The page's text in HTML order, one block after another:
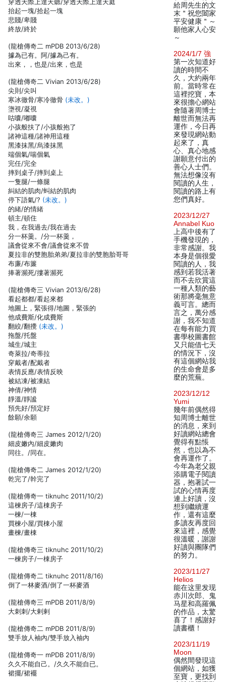
抬起一塊/拾起一塊
悲賤/卑賤
終放/終於
(龍槍傳奇二 mPDB 2013/6/28)
據為已有。阿/據為己有。
出來，，也是/出來，也是
(龍槍傳奇二 Vivian 2013/6/28)
尖則/尖叫
寒冰徹骨/寒冷徹骨 (未改。)
塰視/凝視
咕囔/嘟囔
小孩般扶了/小孩般抱了
諸神這種/諸神用這種
黑漆抹黑/烏漆抹黑
端個氣/喘個氣
完任/完全
摔到桌子/摔到桌上
一隻腿/一條腿
糾結的肌肉/虯結的肌肉
停下語氣/? (未改。)
的緒/的情緒
頓主/頓住
我，在我過去/我在過去
分一杯羹。/分一杯羹，
議會從來不會/議會從來不曾
夏拉非的雙胞胎弟弟/夏拉非的雙胞胎哥哥
布廉/布簾
捧著瀕死/摟著瀕死
(龍槍傳奇三 Vivian 2013/6/28)
看起都都/看起來都
地圖上，緊張得/地圖，緊張的
他成費斯/化成費斯
翻絞/翻攪 (未改。)
拖盤/托盤
城生/城主
奇萊拉/奇蒂拉
穿戴者/配戴者
表情反應/表情反映
被結凍/被凍結
神倩/神情
靜溫/靜謐
預先好/預定好
餘願/余願
(龍槍傳奇三 James 2012/1/20)
細皮嫩內/細皮嫩肉
同往。/同在。
(龍槍傳奇二 James 2012/1/20)
乾完了/幹完了
(龍槍傳奇一 tiknuhc 2011/10/2)
這楝房子/這棟房子
一楝/一棟
買楝小屋/買棟小屋
畫楝/畫棟
(龍槍傳奇三 tiknuhc 2011/10/2)
一楝房子/一棟房子
(龍槍傳奇二 tiknuhc 2011/8/16)
倒了一林麥酒/倒了一杯麥酒
(龍槍傳奇三 mPDB 2011/8/9)
大刺刺/大剌剌
(龍槍傳奇二 mPDB 2011/8/9)
雙手放人袖內/雙手放入袖內
(龍槍傳奇一 mPDB 2011/8/9)
久久不能自己。/久久不能自已。
裙擺/裙襬
給周先生的文
末＂祝您闔家
平安健康＂～
願他家人心安
～
2024/1/7 強
第一次知道好
讀的時間不
久，大約兩年
前。當時常在
這裡挖寶，本
來很擔心網站
會隨著周博士
離世而無法再
運作，今日再
來發現網站動
起來了，真
心、真心地感
謝願意付出的
善心人士們。
無法想像沒有
閱讀的人生，
閱讀的路上有
您們真好。
2023/12/27
Annabel Kuo
上高中後有了
手機發現的，
非常感謝。我
本身是個很愛
閱讀的人，我
感到若我活著
而不去欣賞這
一種人類的藝
術那將毫無意
義可言。總而
言之，萬分感
謝，我不知道
在每有能力買
書學校圖書館
又只能借七天
的情況下，沒
有這個網站我
的生命會是多
麼的荒蕪。
2023/12/12
Yumi
幾年前偶然得
知周博士離世
的消息，來到
好讀網站總會
覺得有點悵
然，也以為不
會再運作了。
今年為老父親
添購電子閱讀
器，抱著試一
試的心情再度
連上好讀，沒
想到繼續運
作，還有這麼
多讀友再度回
來這裡，感覺
很溫暖，謝謝
好讀與團隊們
的努力。
2023/11/27
Helios
能在这里发现
赤川次郎、鬼
马星和高羅佩
的作品，太驚
喜了！感謝好
讀書櫃！
2023/11/19
Moon
偶然間發現這
個網站，如獲
至寶，更找到